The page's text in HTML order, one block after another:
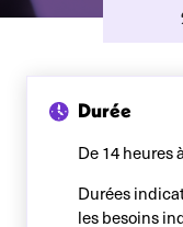
Durée
De 14 heures
Durées
les besoins